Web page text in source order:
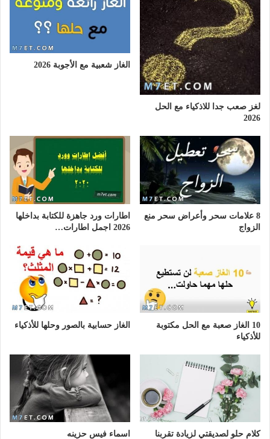
لغز صعب جدا للاذكياء مع الحل
2026
الغاز شعبية مع الأجوبة 2026
8 علامات سحر وأعراض سحر منع
الزواج
اطارات ورد جاهزة للكتابة بداخلها
2026 اجمل اطارات…
10 الغاز صعبة مع الحل مكتوبة
للأذكياء
الغاز حسابية بالصور وحلها للأذكياء
كلام حلو لصديقتي لزيادة تقربنا اسماء فيس حزينه